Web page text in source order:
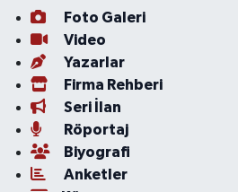
Foto Galeri
Video
Yazarlar
Firma Rehberi
Seri İlan
Röportaj
Biyografi
Anketler